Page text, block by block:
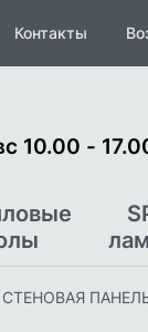
Контакты
10.00 -
СТЕНОВАЯ